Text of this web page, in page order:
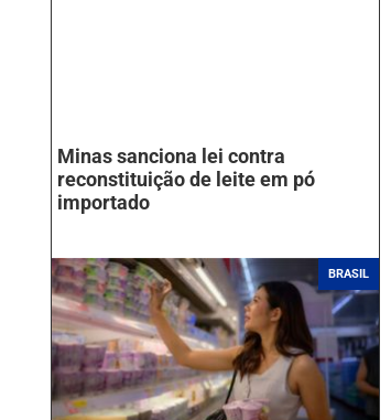
Minas sanciona lei contra
reconstituição de leite em pó
importado
BRASIL